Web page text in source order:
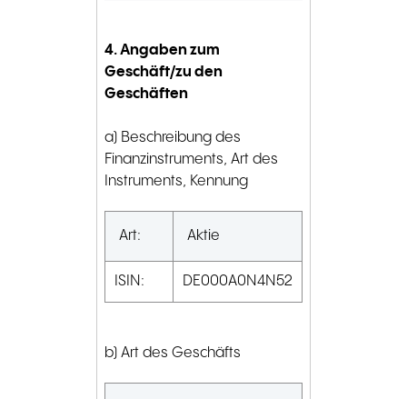
4. Angaben zum
Geschäft/zu den
Geschäften
a) Beschreibung des
Finanzinstruments, Art des
Instruments, Kennung
Art: Aktie
ISIN: DE000A0N4N52
b) Art des Geschäfts